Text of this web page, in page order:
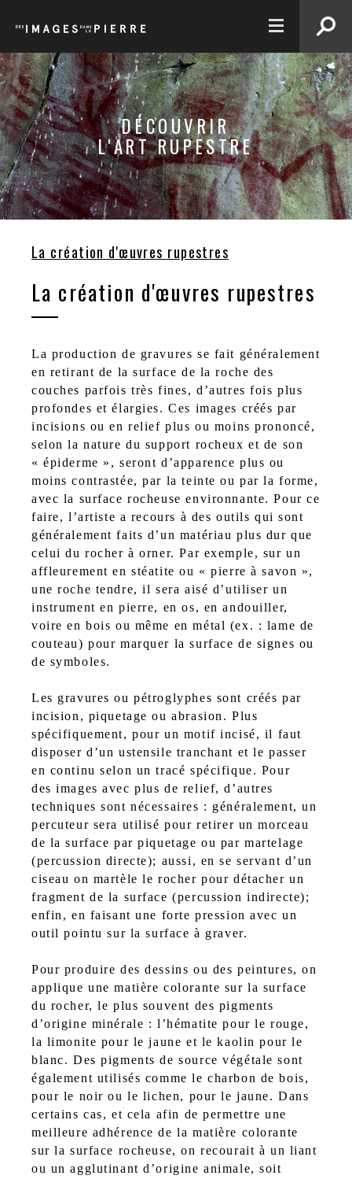
DÉCOUVRIR
L'ART RUPESTRE
La création d'œuvres rupestres
La création d'œuvres rupestres
La production de gravures se fait généralement
en retirant de la surface de la roche des
couches parfois très fines, d’autres fois plus
profondes et élargies. Ces images créés par
incisions ou en relief plus ou moins prononcé,
selon la nature du support rocheux et de son
« épiderme », seront d’apparence plus ou
moins contrastée, par la teinte ou par la forme,
avec la surface rocheuse environnante. Pour ce
faire, l’artiste a recours à des outils qui sont
généralement faits d’un matériau plus dur que
celui du rocher à orner. Par exemple, sur un
affleurement en stéatite ou « pierre à savon »,
une roche tendre, il sera aisé d’utiliser un
instrument en pierre, en os, en andouiller,
voire en bois ou même en métal (ex. : lame de
couteau) pour marquer la surface de signes ou
de symboles.
Les gravures ou pétroglyphes sont créés par
incision, piquetage ou abrasion. Plus
spécifiquement, pour un motif incisé, il faut
disposer d’un ustensile tranchant et le passer
en continu selon un tracé spécifique. Pour
des images avec plus de relief, d’autres
techniques sont nécessaires : généralement, un
percuteur sera utilisé pour retirer un morceau
de la surface par piquetage ou par martelage
(percussion directe); aussi, en se servant d’un
ciseau on martèle le rocher pour détacher un
fragment de la surface (percussion indirecte);
enfin, en faisant une forte pression avec un
outil pointu sur la surface à graver.
Pour produire des dessins ou des peintures, on
applique une matière colorante sur la surface
du rocher, le plus souvent des pigments
d’origine minérale : l’hématite pour le rouge,
la limonite pour le jaune et le kaolin pour le
blanc. Des pigments de source végétale sont
également utilisés comme le charbon de bois,
pour le noir ou le lichen, pour le jaune. Dans
certains cas, et cela afin de permettre une
meilleure adhérence de la matière colorante
sur la surface rocheuse, on recourait à un liant
ou un agglutinant d’origine animale, soit